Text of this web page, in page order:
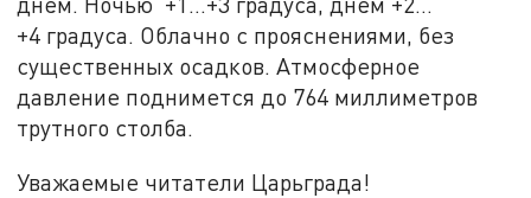
+4 градуса. Облачно с прояснениями, без
существенных осадков. Атмосферное
давление поднимется до 764 миллиметров
трутного столба.
Уважаемые читатели Царьграда!